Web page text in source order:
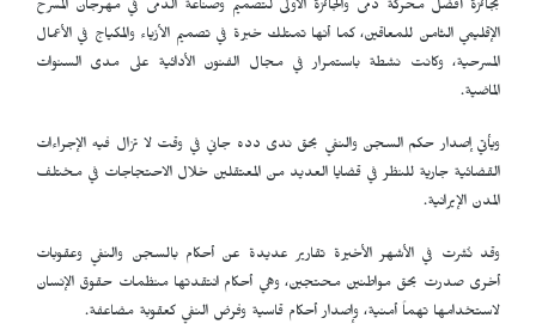
بجائزة أفضل محركة دمى والجائزة الأولى لتصميم وصناعة الدمى في مهرجان المسرح
الإقليمي الثامن للمعاقين، كما أنها تمتلك خبرة في تصميم الأزياء والمكياج في الأعمال
المسرحية، وكانت نشطة باستمرار في مجال الفنون الأدائية على مدى السنوات
الماضية.
ويأتي إصدار حكم السجن والنفي بحق ندى دده جاني في وقت لا تزال فيه الإجراءات
القضائية جارية للنظر في قضايا العديد من المعتقلين خلال الاحتجاجات في مختلف
المدن الإيرانية.
وقد نُشرت في الأشهر الأخيرة تقارير عديدة عن أحكام بالسجن والنفي وعقوبات
أخرى صدرت بحق مواطنين محتجين، وهي أحكام انتقدتها منظمات حقوق الإنسان
لاستخدامها تهماً أمنية، وإصدار أحكام قاسية وفرض النفي كعقوبة مضاعفة.